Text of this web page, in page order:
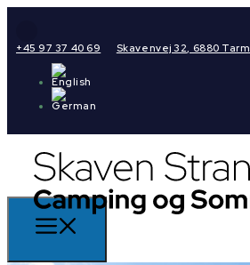
+45 97 37 40 69 Skavenvej 32, 6880 Tarm